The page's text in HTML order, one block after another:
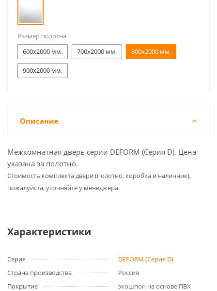
Размер полотна
600x2000 мм.
700x2000 мм. 800x2000 мм.
900x2000 мм.
Описание
Межкомнатная дверь серии DEFORM (Серия D). Цена
указана за полотно.
Cтоимость комплекта двери (полотно, коробка и наличник),
пожалуйста, уточняйте у менеджера.
Характеристики
Серия
DEFORM (Серия D)
Страна производства
Россия
Покрытие
экошпон на основе ПВХ